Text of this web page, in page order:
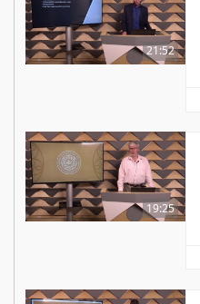
21:52
19:25